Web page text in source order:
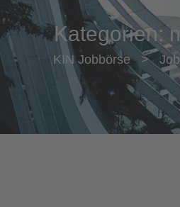
Kategorien:
KIN Jobbörse > Job